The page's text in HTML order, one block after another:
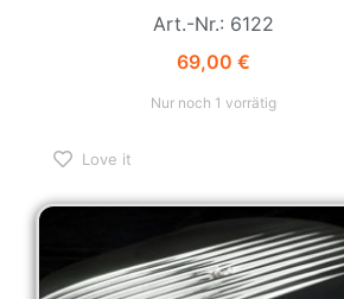
Art.-Nr.: 6122
69,00 €
Nur noch 1 vorrätig
Love it